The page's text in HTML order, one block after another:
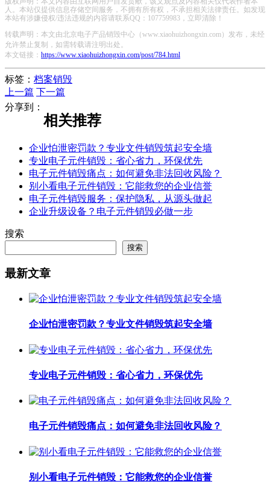
人。本站仅提供信息存储空间服务，不拥有所有权，不承担相关法律责任。如发现
本站有涉嫌侵权/违法违规的内容请联系QQ：107759983，立即清除！
转载声明：本文由北京电子产品销毁中心（www.xiaohuizhongxin.com）发布，未经
允许禁止复制，如需转载请注明出处。
本文链接： https://www.xiaohuizhongxin.com/post/784.html
标签： 档案销毁
上一篇 下一篇
分享到：
相关推荐
企业怕泄密罚款？专业文件销毁筑起安全墙
专业电子元件销毁：省心省力，环保优先
电子元件销毁痛点：如何避免非法回收风险？
别小看电子元件销毁：它能救您的企业信誉
电子元件销毁服务：保护隐私，从源头做起
企业升级设备？电子元件销毁必做一步
搜索
搜索
最新文章
企业怕泄密罚款？专业文件销毁筑起安全墙
专业电子元件销毁：省心省力，环保优先
电子元件销毁痛点：如何避免非法回收风险？
别小看电子元件销毁：它能救您的企业信誉